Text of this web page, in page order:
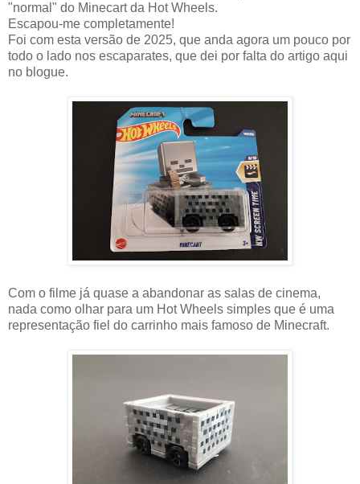
"normal" do Minecart da Hot Wheels.
Escapou-me completamente!
Foi com esta versão de 2025, que anda agora um pouco por
todo o lado nos escaparates, que dei por falta do artigo aqui
no blogue.
Com o filme já quase a abandonar as salas de cinema,
nada como olhar para um Hot Wheels simples que é uma
representação fiel do carrinho mais famoso de Minecraft.